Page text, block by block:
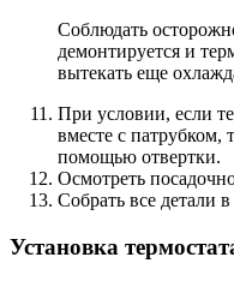
Соблюдать
демонтируется и
вытекать еще
При условии, если
вместе с патрубком,
помощью отвертки.
Осмотреть
Собрать все детали
Установка